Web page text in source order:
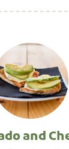
and